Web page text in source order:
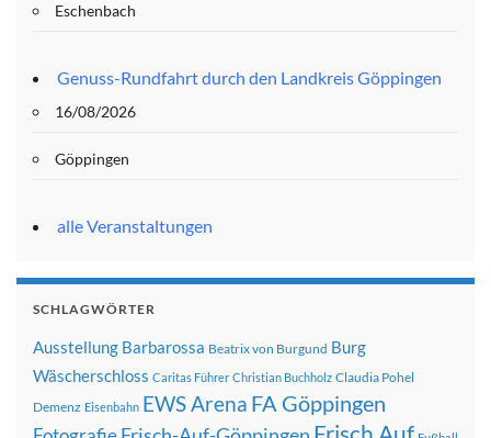
Eschenbach
Genuss-Rundfahrt durch den Landkreis Göppingen
16/08/2026
Göppingen
alle Veranstaltungen
SCHLAGWÖRTER
Ausstellung Barbarossa Beatrix von Burgund Burg
Wäscherschloss Caritas Führer Christian Buchholz Claudia Pohel
Demenz Eisenbahn EWS Arena FA Göppingen